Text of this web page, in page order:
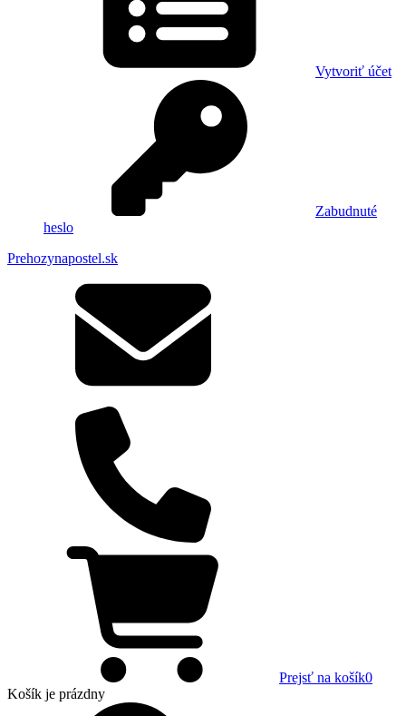
Vytvoriť účet
Zabudnuté
heslo
Prehozynapostel.sk
Prejsť na košík0
Košík je prázdny